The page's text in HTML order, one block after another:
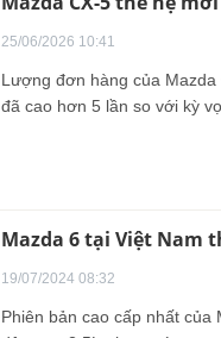
25/06/2026 10:41
Lượng đơn hàng của
đã cao hơn 5 lần so với kỳ
Mazda 6 tại Việt Nam
19/07/2024 08:32
Phiên bản cao cấp nhất của